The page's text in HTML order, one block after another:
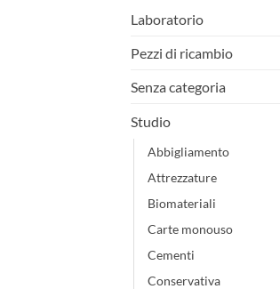
Laboratorio
Pezzi di ricambio
Senza categoria
Studio
Abbigliamento
Attrezzature
Biomateriali
Carte monouso
Cementi
Conservativa